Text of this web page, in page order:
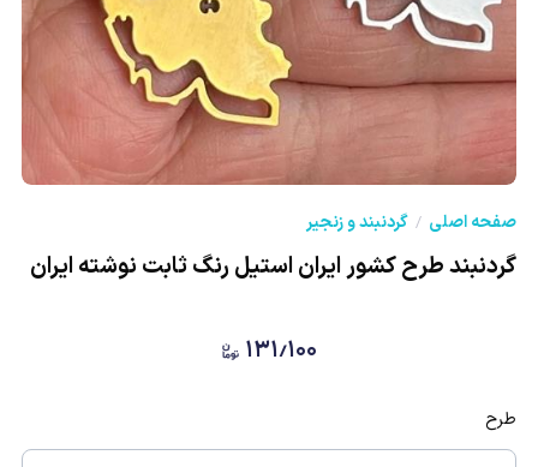
صفحه اصلی گردنبند و زنجیر
گردنبند طرح کشور ایران استیل رنگ ثابت نوشته ایران
۱۳۱٫۱۰۰
طرح